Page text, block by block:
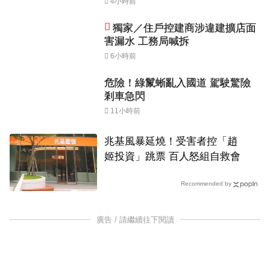
獨家／住戶控建商涉違建擴店面
害漏水 工務局喊拆
6小時前
危險！綠鬣蜥亂入國道 駕駛驚險
剎車急閃
11小時前
兆基風暴延燒！受害者控「趙
姬投資」跳票 百人怒組自救會
Recommended by
廣告 / 請繼續往下閱讀